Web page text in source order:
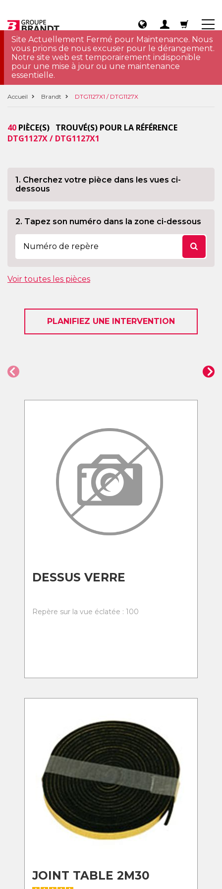
Site Actuellement Fermé pour Maintenance. Nous
vous prions de nous excuser pour le dérangement.
Notre site web est temporairement indisponible
pour une mise à jour ou une maintenance
essentielle.
Accueil Brandt DTG1127X1 / DTG1127X
40 PIÈCE(S) TROUVÉ(S) POUR LA RÉFÉRENCE
DTG1127X / DTG1127X1
1. Cherchez votre pièce dans les vues ci-
dessous
2. Tapez son numéro dans la zone ci-dessous
Voir toutes les pièces
PLANIFIEZ UNE INTERVENTION
DESSUS VERRE
Repère sur la vue éclatée : 100
JOINT TABLE 2M30